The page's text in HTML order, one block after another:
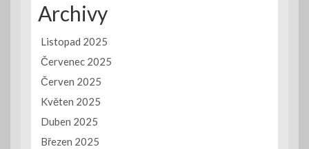
Archivy
Listopad 2025
Červenec 2025
Červen 2025
Květen 2025
Duben 2025
Březen 2025